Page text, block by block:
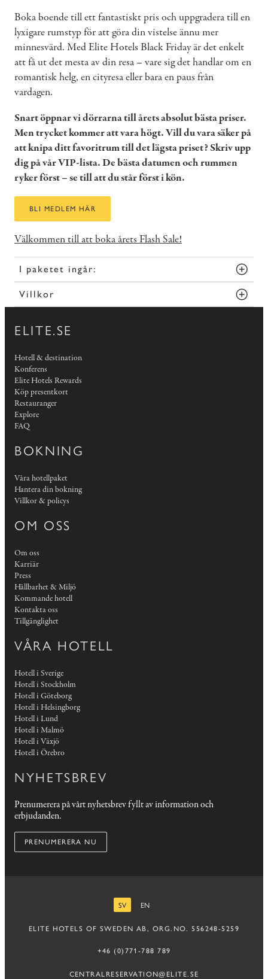
Boka boende till ett fantastiskt pris och uppgradera till en
lyxigare rumstyp för att göra din vistelse ännu mer
minnesvärd. Med Elite Hotels Black Friday är det enkelt
att få ut det mesta av din resa – vare sig det handlar om en
romantisk helg, en cityresa eller bara en paus från
vardagen.
Snart öppnar vi dörrarna till årets absolut bästa priser.
Men trycket kommer att vara högt. Vill du vara säker på
att knipa ditt favoritrum till det lägsta priset? Skriv upp
dig på vår VIP-lista. De bästa datumen och rummen
ryker först – se till att du står först i kön.
BLI MEDLEM HÄR
Välkommen till att boka årets Flash Sale!
I paketet ingår:
Villkor
ELITE.SE
Hotell & destination
Konferens
Elite Hotels Rewards
Köp presentkort
Restauranger
Explore
FAQ
BOKNING
Våra hotellpaket
Hantera din bokning
Villkor & policys
OM OSS
Om oss
Karriär
Press
Hållbarhet & Miljö
Kommande hotell
Kontakta oss
Tillgänglighet
VÅRA HOTELL
Hotell i Sverige
Hotell i Stockholm
Hotell i Göteborg
Hotell i Helsingborg
Hotell i Lund
Hotell i Malmö
Hotell i Växjö
Hotell i Örebro
NYHETSBREV
Prenumerera på vårt nyhetsbrev fyllt av information och
erbjudanden.
PRENUMERERA NU
SV
EN
ELITE HOTELS OF SWEDEN AB, ORG.NO. 556248-5259
+46 (0)771-788 789
CENTRALRESERVATION@ELITE.SE